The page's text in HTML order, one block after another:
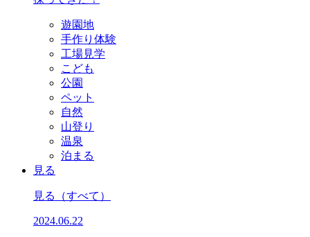
遊園地
手作り体験
工場見学
こども
公園
ペット
自然
山登り
温泉
泊まる
見る
見る （すべて）
2024.06.22